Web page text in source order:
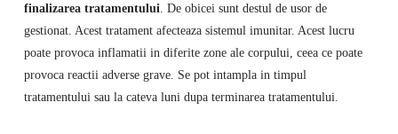
finalizarea tratamentului. De obicei sunt destul de usor de
gestionat. Acest tratament afecteaza sistemul imunitar. Acest lucru
poate provoca inflamatii in diferite zone ale corpului, ceea ce poate
provoca reactii adverse grave. Se pot intampla in timpul
tratamentului sau la cateva luni dupa terminarea tratamentului.